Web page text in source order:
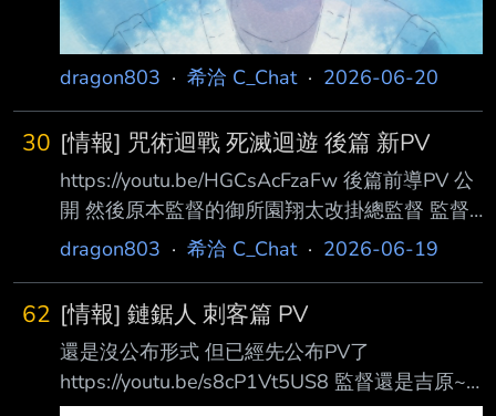
有景嵐跟奏的回
dragon803 · 希洽 C_Chat· 2026-06-20
30 [情報] 咒術迴戰 死滅迴遊 後篇 新PV
https://youtu.be/HGCsAcFzaFw 後篇前導PV 公
開 然後原本監督的御所園翔太改掛總監督 監督
變成佐藤威 就是參加會變少了 或是說後 半幾乎
他在咒術了 這次做完後應該是真的要走了 園神
給大家整個死滅吃飽的體驗 可惜歡樂的時光要
結束啦~ -- 想做點不同的東西吧(?) 他三期就有
說是把二期沒辦法完全實現的東西火力全開 搞
dragon803 · 希洽 C_Chat· 2026-06-19
62 [情報] 鏈鋸人 刺客篇 PV
還是沒公布形式 但已經先公布PV了
https://youtu.be/s8cP1Vt5US8 監督還是吉原~